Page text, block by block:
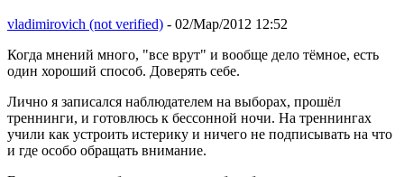
vladimirovich (not verified) - 02/Мар/2012 12:52
Когда мнений много, "все врут" и вообще дело тёмное, есть
один хороший способ. Доверять себе.
Лично я записался наблюдателем на выборах, прошёл
треннинги, и готовлюсь к бессонной ночи. На треннингах
учили как устроить истерику и ничего не подписывать на что
и где особо обращать внимание.